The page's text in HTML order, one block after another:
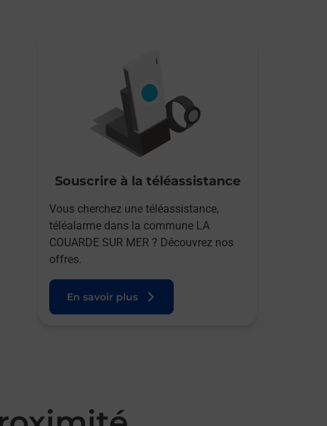
Souscrire à la téléassistance
Vous cherchez une téléassistance,
téléalarme dans la commune LA
COUARDE SUR MER ? Découvrez nos
offres.
En savoir plus